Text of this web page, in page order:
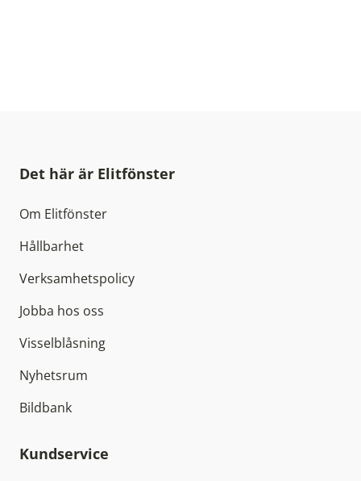
Det här är Elitfönster
Om Elitfönster
Hållbarhet
Verksamhetspolicy
Jobba hos oss
Visselblåsning
Nyhetsrum
Bildbank
Kundservice